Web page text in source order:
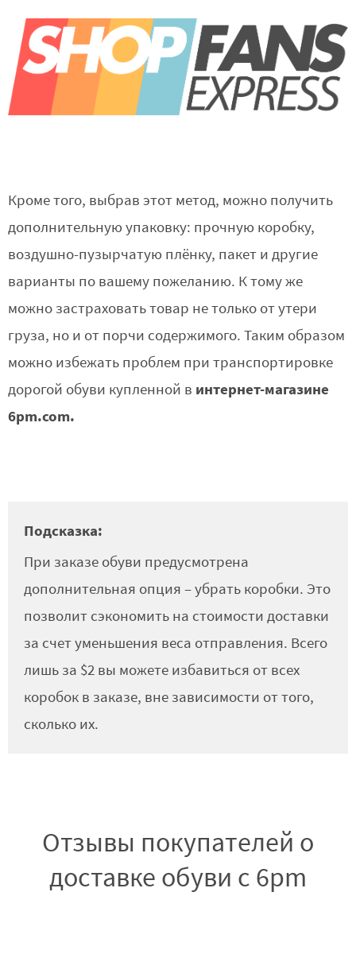
Кроме того, выбрав этот метод, можно получить
дополнительную упаковку: прочную коробку,
воздушно-пузырчатую плёнку, пакет и другие
варианты по вашему пожеланию. К тому же
можно застраховать товар не только от утери
груза, но и от порчи содержимого. Таким образом
можно избежать проблем при транспортировке
дорогой обуви купленной в интернет-магазине
6pm.com.
Подсказка:
При заказе обуви предусмотрена
дополнительная опция – убрать коробки. Это
позволит сэкономить на стоимости доставки
за счет уменьшения веса отправления. Всего
лишь за $2 вы можете избавиться от всех
коробок в заказе, вне зависимости от того,
сколько их.
Отзывы покупателей о
доставке обуви с 6pm